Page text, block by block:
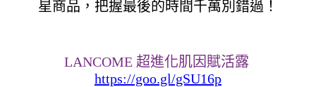
星商品，把握最後的時間千萬別錯過！
LANCOME 超進化肌因賦活露
https://goo.gl/gSU16p